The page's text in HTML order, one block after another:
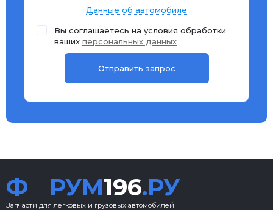
Данные об автомобиле
Вы соглашаетесь на условия обработки
ваших персональных данных
Ф РУМ196.РУ
Запчасти для легковых и грузовых автомобилей